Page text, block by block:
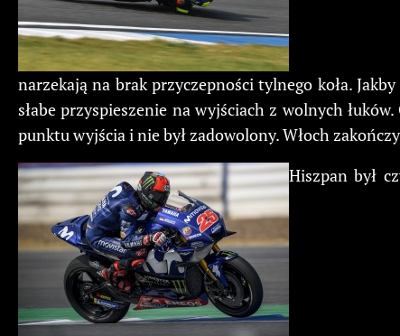
narzekają na brak przyczepności tylnego koła.
słabe przyspieszenie na wyjściach z wolnych
punktu wyjścia i nie był zadowolony. Włoch
Hiszpan był